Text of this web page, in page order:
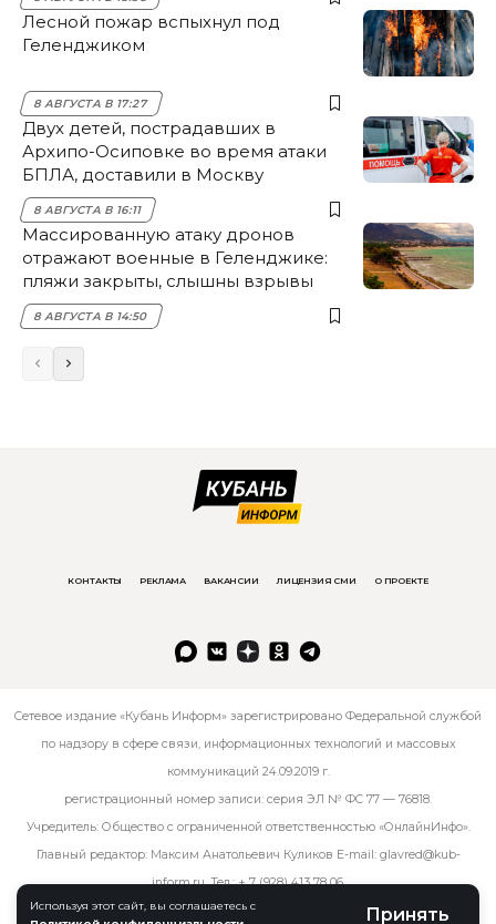
Используя этот сайт, вы соглашаетесь с
Принять
Лесной пожар вспыхнул под
Геленджиком
8 АВГУСТА В 17:27
Двух детей, пострадавших в
Архипо-Осиповке во время атаки
БПЛА, доставили в Москву
8 АВГУСТА В 16:11
Массированную атаку дронов
отражают военные в Геленджике:
пляжи закрыты, слышны взрывы
8 АВГУСТА В 14:50
КОНТАКТЫ РЕКЛАМА ВАКАНСИИ ЛИЦЕНЗИЯ СМИ О ПРОЕКТЕ
Сетевое издание «Кубань Информ» зарегистрировано Федеральной службой
по надзору в сфере связи, информационных технологий и массовых
коммуникаций 24.09.2019 г.
регистрационный номер записи: серия ЭЛ № ФС 77 — 76818.
Учредитель: Общество с ограниченной ответственностью «ОнлайнИнфо».
Главный редактор: Максим Анатольевич Куликов E-mail: glavred@kub-
inform.ru. Тел.:+ 7 (928) 413 78 06.